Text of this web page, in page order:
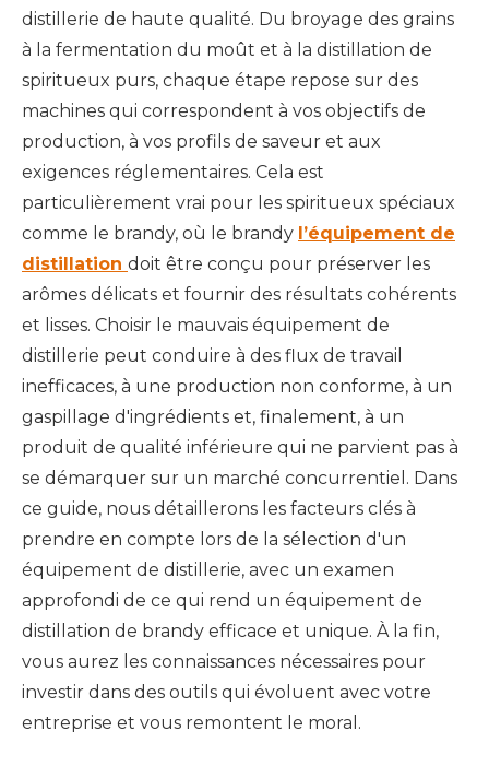
distillerie de haute qualité. Du broyage des grains
à la fermentation du moût et à la distillation de
spiritueux purs, chaque étape repose sur des
machines qui correspondent à vos objectifs de
production, à vos profils de saveur et aux
exigences réglementaires. Cela est
particulièrement vrai pour les spiritueux spéciaux
comme le brandy, où le brandy l’équipement de
distillation doit être conçu pour préserver les
arômes délicats et fournir des résultats cohérents
et lisses. Choisir le mauvais équipement de
distillerie peut conduire à des flux de travail
inefficaces, à une production non conforme, à un
gaspillage d'ingrédients et, finalement, à un
produit de qualité inférieure qui ne parvient pas à
se démarquer sur un marché concurrentiel. Dans
ce guide, nous détaillerons les facteurs clés à
prendre en compte lors de la sélection d'un
équipement de distillerie, avec un examen
approfondi de ce qui rend un équipement de
distillation de brandy efficace et unique. À la fin,
vous aurez les connaissances nécessaires pour
investir dans des outils qui évoluent avec votre
entreprise et vous remontent le moral.